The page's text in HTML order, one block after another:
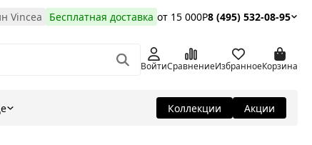
Vincea Бесплатная доставка от 15 000Р8 (495) 532-08-95
ВойтиСравнениеИзбранноеКорзина
Коллекции Акции